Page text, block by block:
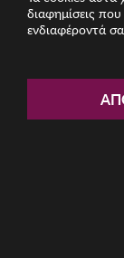
διαφημίσεις που
ενδιαφέροντά